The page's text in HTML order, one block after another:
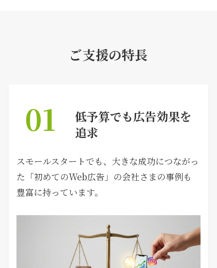
ご支援の特長
01
低予算でも広告効果を
追求
スモールスタートでも、大きな成功につながっ
た「初めてのWeb広告」の会社さまの事例も
豊富に持っています。